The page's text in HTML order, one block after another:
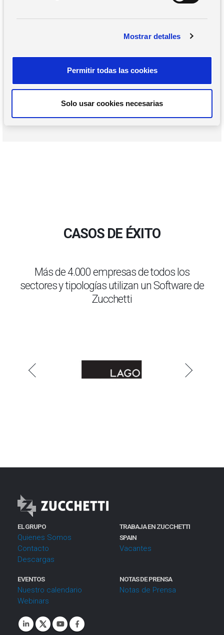
n
m
Mostrar detalles
Permitir todas las cookies
Solo usar cookies necesarias
CASOS DE ÉXITO
Más de 4.000 empresas de todos los
sectores y tipologías utilizan un Software de
Zucchetti
EL GRUPO
Quienes Somos
Contacto
Descargas
TRABAJA EN ZUCCHETTI
SPAIN
Vacantes
EVENTOS
Nuestro calendario
Webinars
NOTAS DE PRENSA
Notas de Prensa